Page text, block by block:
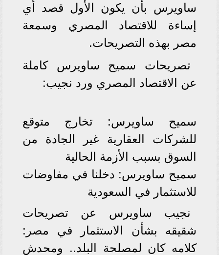
ساويرس بأن يكون الأول قصد أي
إساءة للاقتصاد المصري وسمعة
مصر بهذه التصريحات.
تصريحات سميح ساويرس كاملة
عن الاقتصاد المصري ورد نجيب:
سميح ساويرس: تخارج متوقع
للشركات العقارية غير الجادة من
السوق بسبب الأزمة الحالية
سميح ساويرس: دخلنا في مفاوضات
للاستثمار في السعودية
نجيب ساويرس عن تصريحات
شقيقه بشأن الاستثمار في مصر:
كلامه كان لمصلحة البلد.. ومحدش